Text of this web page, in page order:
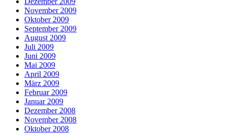
November 2009
Oktober 2009
September 2009
August 2009
Juli 2009
Juni 2009
Mai 2009
April 2009
März 2009
Februar 2009
Januar 2009
Dezember 2008
November 2008
Oktober 2008